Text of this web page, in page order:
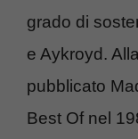
grado di
e Aykroyd.
pubblicato
Best Of nel